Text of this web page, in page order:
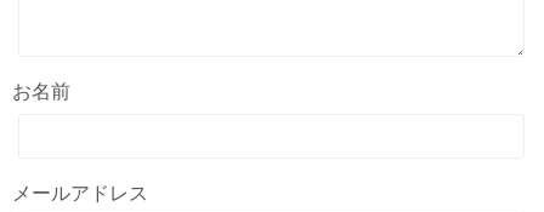
お名前
メールアドレス